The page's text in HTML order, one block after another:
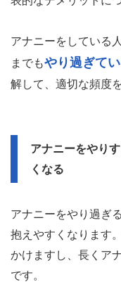
アナニーをしている
までもやり過ぎて
解して、適切な頻度
アナニーをやり
くなる
アナニーをやり過ぎ
抱えやすくなります
かけますし、長くア
です。